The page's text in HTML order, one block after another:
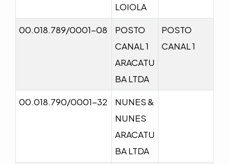
LOIOLA
00.018.789/0001-08
POSTO
CANAL 1
ARACATU
BA LTDA
POSTO
CANAL 1
00.018.790/0001-32
NUNES &
NUNES
ARACATU
BA LTDA